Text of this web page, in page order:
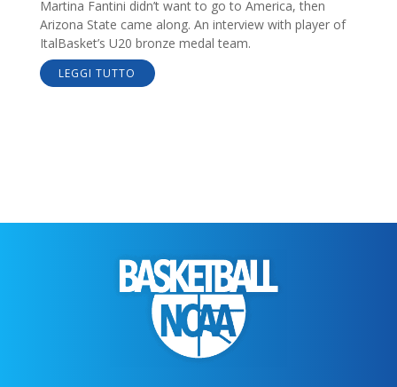
Martina Fantini didn’t want to go to America, then
Arizona State came along. An interview with player of
ItalBasket’s U20 bronze medal team.
LEGGI TUTTO